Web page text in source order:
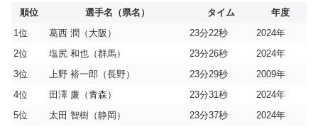
順位 選手名（県名） タイム
年度
1位
葛西 潤（大阪） 23分22秒
2024年
2位
塩尻 和也（群馬） 23分26秒
2024年
3位
上野 裕一郎（長野） 23分29秒
2009年
4位
田澤 廉（青森） 23分31秒
2024年
5位
太田 智樹（静岡） 23分37秒 2024年